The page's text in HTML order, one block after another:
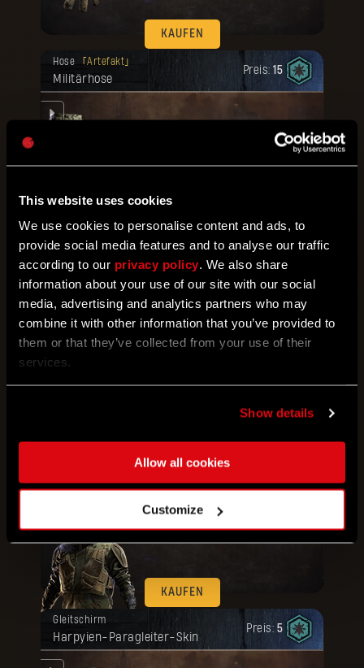
This website uses cookies
We use cookies to personalise content and ads, to
provide social media features and to analyse our traffic
according to our privacy policy. We also share
information about your use of our site with our social
media, advertising and analytics partners who may
combine it with other information that you’ve provided to
them or that they’ve collected from your use of their
services.
Show details
Allow all cookies
Customize
KAUFEN
Hose Artefakt
Militärhose
Preis: 15
KAUFEN
Deine Belohnung ist freigeschaltet
worden.
Schuhe Artefakt
Militärstiefel
Deine Belohnung ist freigeschaltet
worden.
Preis:
KAUFEN
worden.
Gleitschirm
Harpyien-Paragleiter-Skin
Preis: 5
Deine Belohnung ist freigeschaltet
worden.